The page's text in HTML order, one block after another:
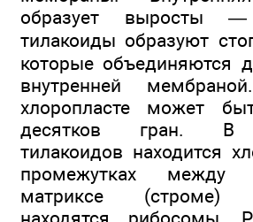
образует выросты —
тилакоиды образуют
которые объединяются
внутренней
хлоропласте может
десятков гран. В
тилакоидов находится
промежутках
матриксе (строме)